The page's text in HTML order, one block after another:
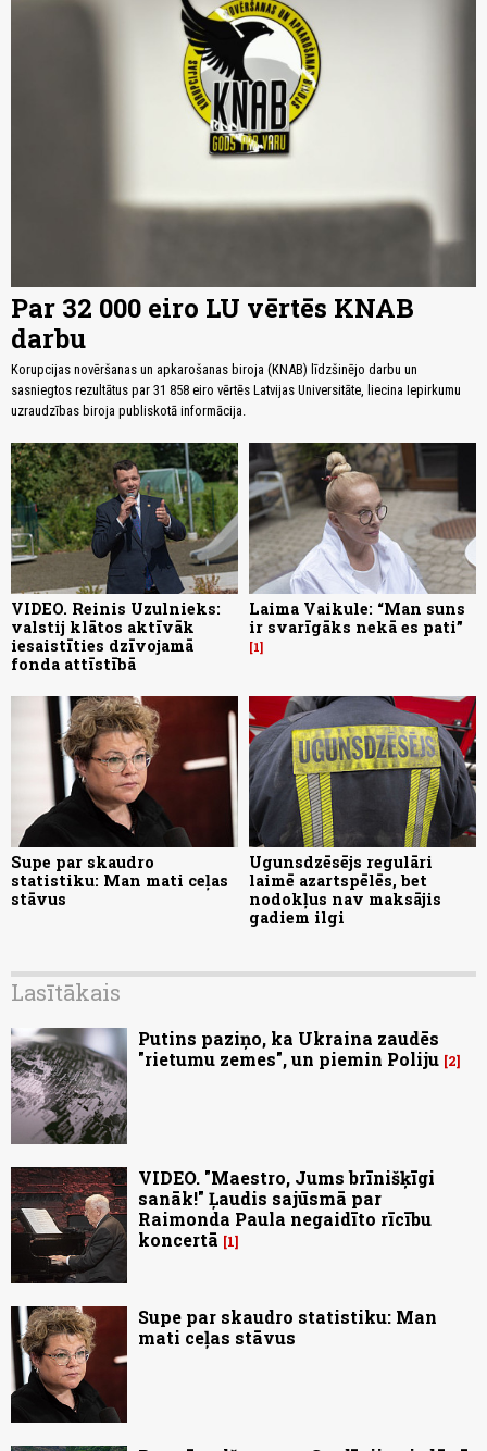
Par 32 000 eiro LU vērtēs KNAB
darbu
Korupcijas novēršanas un apkarošanas biroja (KNAB) līdzšinējo darbu un
sasniegtos rezultātus par 31 858 eiro vērtēs Latvijas Universitāte, liecina Iepirkumu
uzraudzības biroja publiskotā informācija.
VIDEO. Reinis Uzulnieks:
valstij klātos aktīvāk
iesaistīties dzīvojamā
fonda attīstībā
Laima Vaikule: “Man suns
ir svarīgāks nekā es pati”
1
Supe par skaudro
statistiku: Man mati ceļas
stāvus
Ugunsdzēsējs regulāri
laimē azartspēlēs, bet
nodokļus nav maksājis
gadiem ilgi
Lasītākais
Putins paziņo, ka Ukraina zaudēs
"rietumu zemes", un piemin Poliju 2
VIDEO. "Maestro, Jums brīnišķīgi
sanāk!" Ļaudis sajūsmā par
Raimonda Paula negaidīto rīcību
koncertā
1
Supe par skaudro statistiku: Man
mati ceļas stāvus